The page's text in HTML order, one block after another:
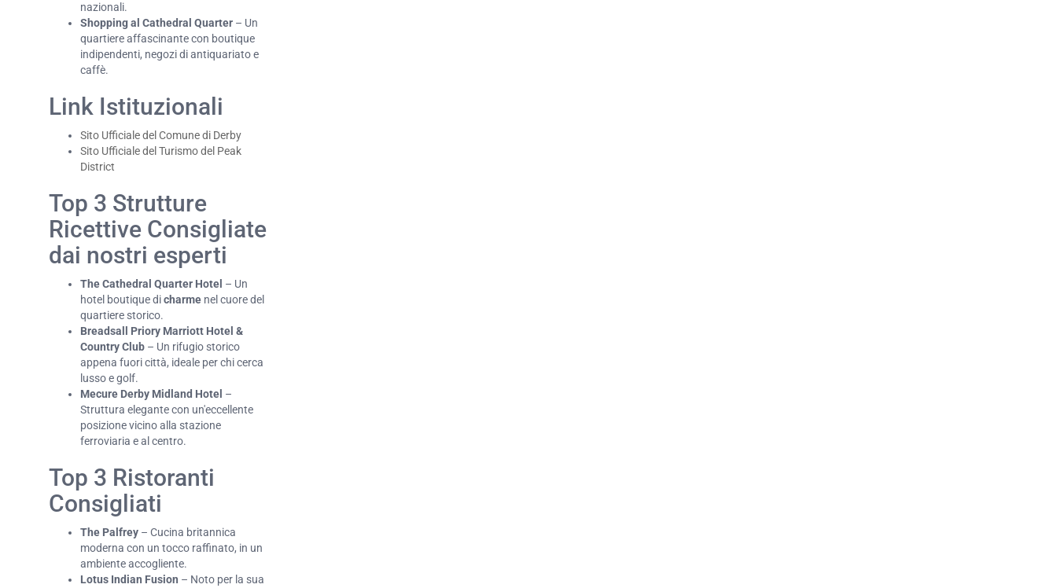
nazionali.
Shopping al Cathedral Quarter – Un
quartiere affascinante con boutique
indipendenti, negozi di antiquariato e
caffè.
Link Istituzionali
Sito Ufficiale del Comune di Derby
Sito Ufficiale del Turismo del Peak
District
Top 3 Strutture
Ricettive Consigliate
dai nostri esperti
The Cathedral Quarter Hotel – Un
hotel boutique dicharme nel cuore del
quartiere storico.
Breadsall Priory Marriott Hotel &
Country Club – Un rifugio storico
appena fuori città, ideale per chi cerca
lusso e golf.
Mecure Derby Midland Hotel –
Struttura elegante con un'eccellente
posizione vicino alla stazione
ferroviaria e al centro.
Top 3 Ristoranti
Consigliati
The Palfrey – Cucina britannica
moderna con un tocco raffinato, in un
ambiente accogliente.
Lotus Indian Fusion – Noto per la sua